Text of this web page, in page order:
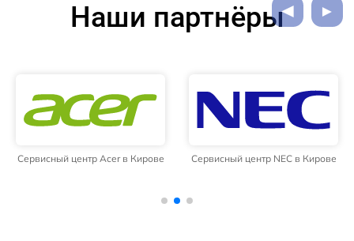
Наши партнёры
Сервисный центр Acer в Кирове Сервисный центр NEC в Кирове